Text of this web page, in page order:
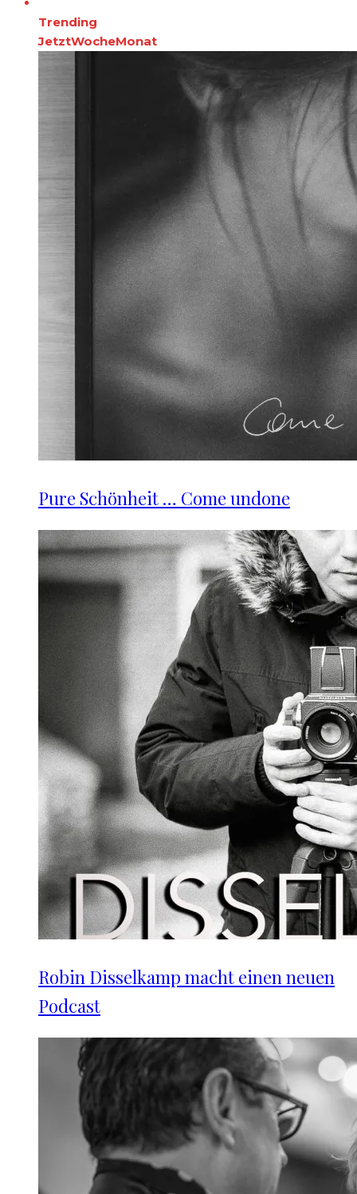
Trending
JetztWocheMonat
Pure Schönheit … Come undone
Robin Disselkamp macht einen neuen
Podcast